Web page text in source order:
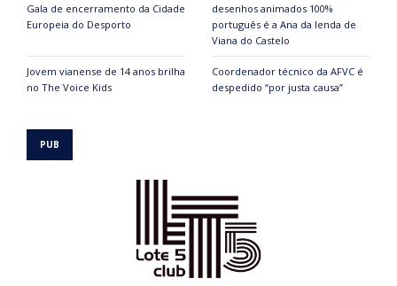
Gala de encerramento da Cidade
Europeia do Desporto
desenhos animados 100%
português é a Ana da lenda de
Viana do Castelo
Jovem vianense de 14 anos brilha
no The Voice Kids
Coordenador técnico da AFVC é
despedido “por justa causa”